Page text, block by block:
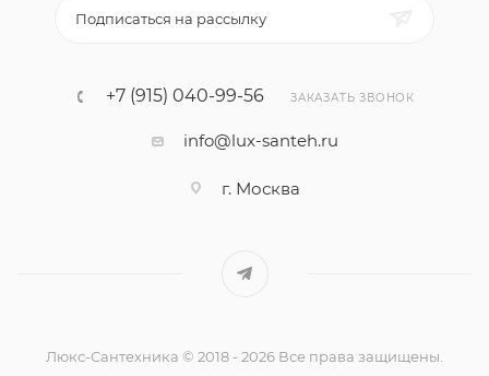
Подписаться на рассылку
+7 (915) 040-99-56 ЗАКАЗАТЬ ЗВОНОК
info@lux-santeh.ru
г. Москва
Люкс-Сантехника © 2018 - 2026 Все права защищены.